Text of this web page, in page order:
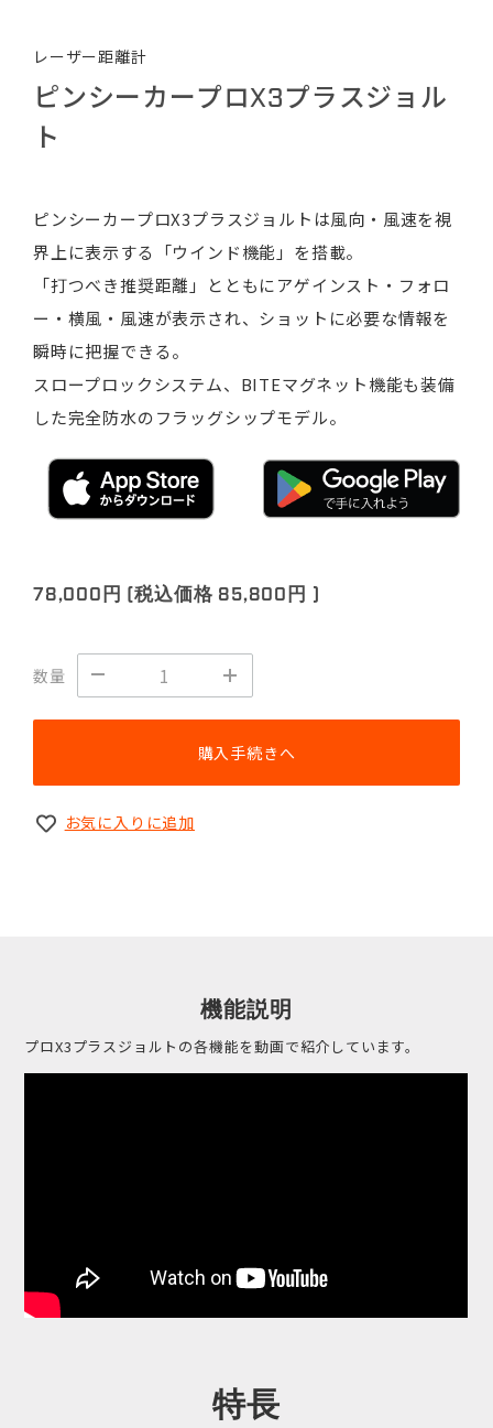
レーザー距離計
ピンシーカープロX3プラスジョル
ト
ピンシーカープロX3プラスジョルトは風向・風速を視
界上に表示する「ウインド機能」を搭載。
「打つべき推奨距離」とともにアゲインスト・フォロ
ー・横風・風速が表示され、ショットに必要な情報を
瞬時に把握できる。
スロープロックシステム、BITEマグネット機能も装備
した完全防水のフラッグシップモデル。
78,000円 (税込価格 85,800円 )
数量
購入手続きへ
お気に入りに追加
機能説明
プロX3プラスジョルトの各機能を動画で紹介しています。
特長